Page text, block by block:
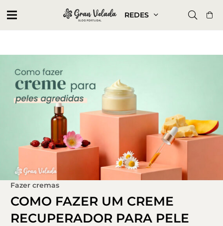
REDES
Fazer cremas
COMO FAZER UM CREME
RECUPERADOR PARA PELE